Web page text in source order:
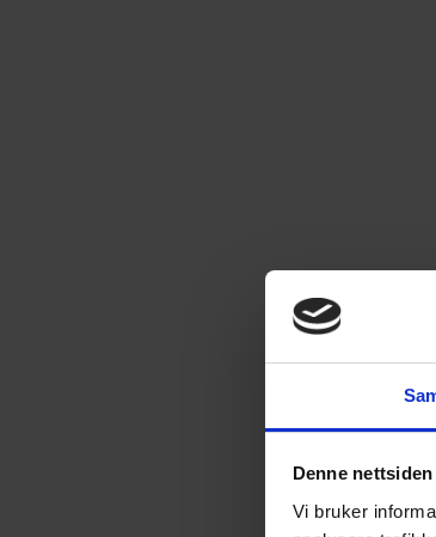
Denne
Vi bruker